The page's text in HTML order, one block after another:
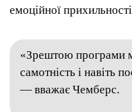
емоційної
«Зрештою програми
самотність і навіть
— вважає Чемберс.